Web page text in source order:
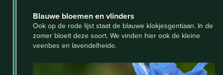
Blauwe bloemen en vlinders
Ook op de rode lijst staat de blauwe klokjesgentiaan. In de
zomer bloeit deze soort. We vinden hier ook de kleine
veenbes en lavendelheide.